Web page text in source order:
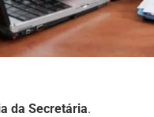
da Secretária.